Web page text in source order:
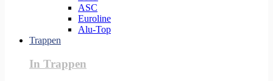
ASC
Euroline
Alu-Top
Trappen
In Trappen